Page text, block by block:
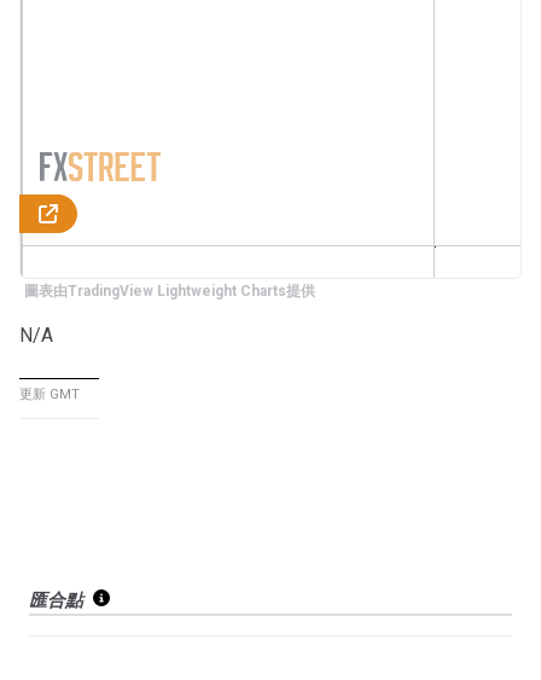
圖表由TradingView Lightweight Charts提供
N/A
更新 GMT
匯合點